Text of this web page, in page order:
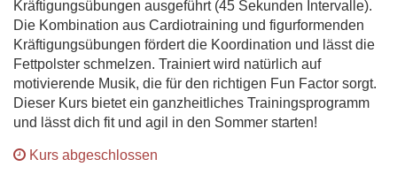
Kräftigungsübungen ausgeführt (45 Sekunden Intervalle).
Die Kombination aus Cardiotraining und figurformenden
Kräftigungsübungen fördert die Koordination und lässt die
Fettpolster schmelzen. Trainiert wird natürlich auf
motivierende Musik, die für den richtigen Fun Factor sorgt.
Dieser Kurs bietet ein ganzheitliches Trainingsprogramm
und lässt dich fit und agil in den Sommer starten!
Kurs abgeschlossen